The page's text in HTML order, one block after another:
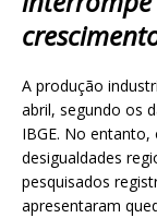
p
p
A produção
abril, segundo os
IBGE. No
desigualdades
pesquisados
apresentaram